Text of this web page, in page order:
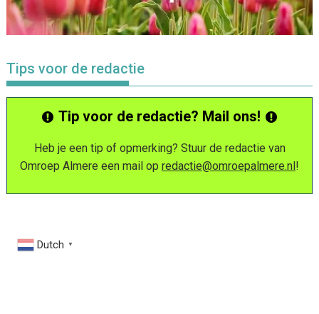
Tips voor de redactie
Tip voor de redactie? Mail ons!
Heb je een tip of opmerking? Stuur de redactie van
Omroep Almere een mail op redactie@omroepalmere.nl!
Dutch ▼